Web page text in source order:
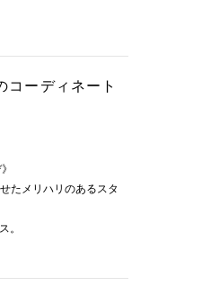
コーディネート
たメリハリのあるスタ
。